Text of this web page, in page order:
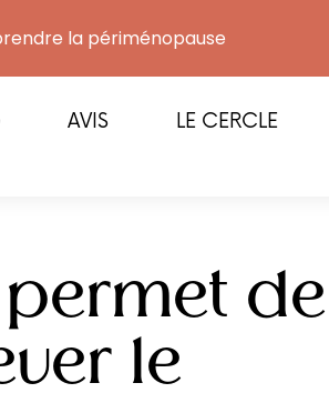
AVIS LE CERCLE
de
le
la périménopause